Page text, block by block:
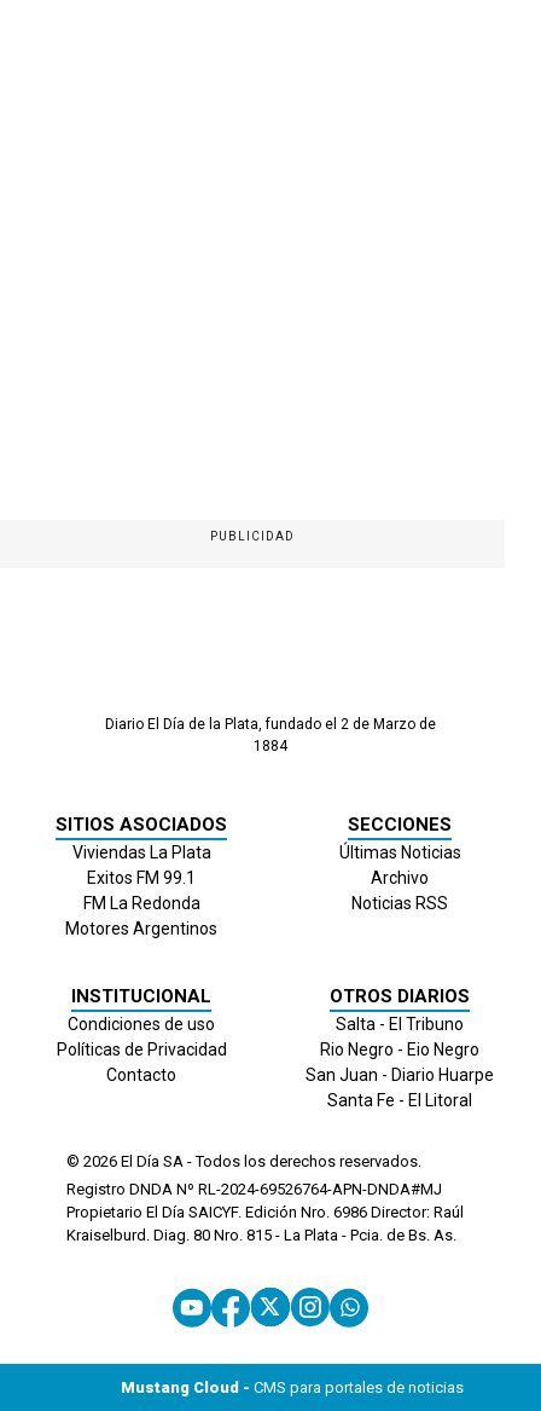
PUBLICIDAD
Diario El Día de la Plata, fundado el 2 de Marzo de
1884
SITIOS ASOCIADOS
Viviendas La Plata
Exitos FM 99.1
FM La Redonda
Motores Argentinos
SECCIONES
Últimas Noticias
Archivo
Noticias RSS
INSTITUCIONAL
Condiciones de uso
Políticas de Privacidad
Contacto
OTROS DIARIOS
Salta - El Tribuno
Rio Negro - Eio Negro
San Juan - Diario Huarpe
Santa Fe - El Litoral
© 2026 El Día SA - Todos los derechos reservados.
Registro DNDA Nº RL-2024-69526764-APN-DNDA#MJ
Propietario El Día SAICYF. Edición Nro. 6986 Director: Raúl
Kraiselburd. Diag. 80 Nro. 815 - La Plata - Pcia. de Bs. As.
Mustang Cloud - CMS para portales de noticias